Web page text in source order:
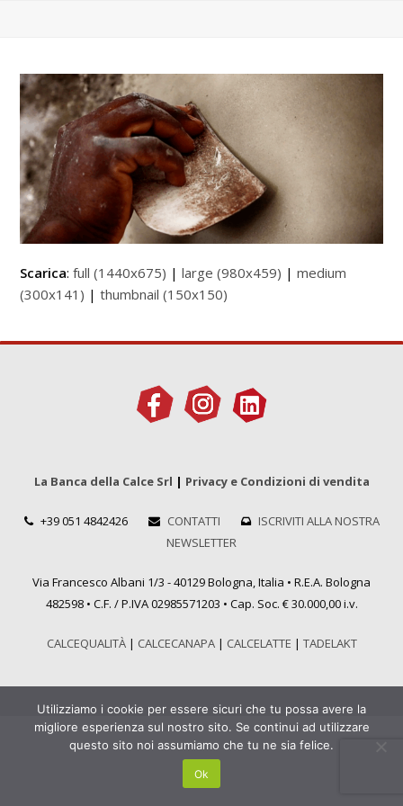
Scarica:full (1440x675) |large (980x459) |medium
(300x141) |thumbnail (150x150)
La Banca della Calce Srl | Privacy e Condizioni di vendita
+39 051 4842426 CONTATTI
ISCRIVITI ALLA NOSTRA
NEWSLETTER
Via Francesco Albani 1/3 - 40129 Bologna, Italia • R.E.A. Bologna
482598 • C.F. / P.IVA 02985571203 • Cap. Soc. € 30.000,00 i.v.
CALCEQUALITÀ| CALCECANAPA| CALCELATTE | TADELAKT
Utilizziamo i cookie per essere sicuri che tu possa avere la
migliore esperienza sul nostro sito. Se continui ad utilizzare
questo sito noi assumiamo che tu ne sia felice.
Ok